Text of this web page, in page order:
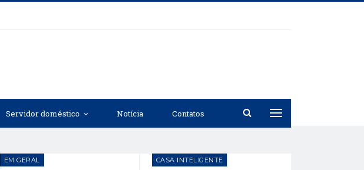
Servidor doméstico Notícia Contatos
EM GERAL CASA INTELIGENTE